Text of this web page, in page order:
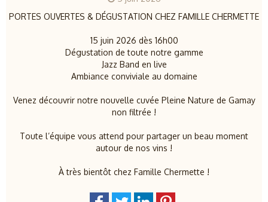
PORTES OUVERTES & DÉGUSTATION CHEZ FAMILLE CHERMETTE
15 juin 2026 dès 16h00
Dégustation de toute notre gamme
Jazz Band en live
Ambiance conviviale au domaine
Venez découvrir notre nouvelle cuvée Pleine Nature de Gamay
non filtrée !
Toute l’équipe vous attend pour partager un beau moment
autour de nos vins !
À très bientôt chez Famille Chermette !